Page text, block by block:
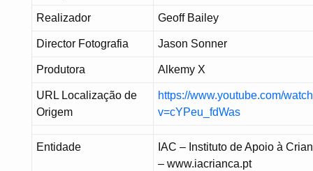
Realizador Geoff Bailey
Director Fotografia Jason Sonner
Produtora Alkemy X
URL Localização de
Origem
https://www.youtube.com/
v=cYPeu_fdWas
Entidade
IAC – Instituto de Apoio à
– www.iacrianca.pt